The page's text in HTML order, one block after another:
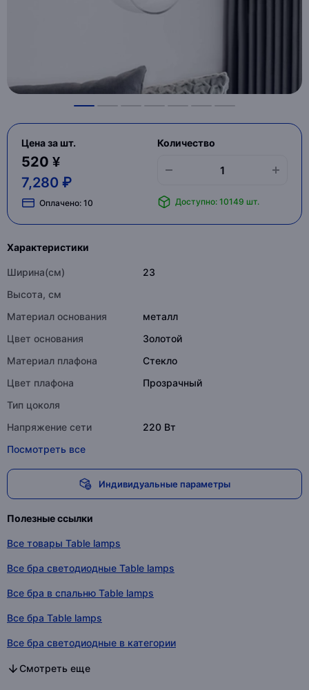
Цена за шт.
520 ¥
7,280 ₽
Оплачено: 10
Количество
Доступно: 10149 шт.
Характеристики
Ширина(см)
23
Высота, см
Материал основания
металл
Цвет основания
Золотой
Материал плафона
Стекло
Цвет плафона
Прозрачный
Тип цоколя
Напряжение сети
220 Вт
Посмотреть все
Индивидуальные параметры
Полезные ссылки
Все товары Table lamps
Все бра светодиодные Table lamps
Все бра в спальню Table lamps
Все бра Table lamps
Все бра светодиодные в категории
Все бра в спальню в категории
Все бра в категории
Смотреть еще